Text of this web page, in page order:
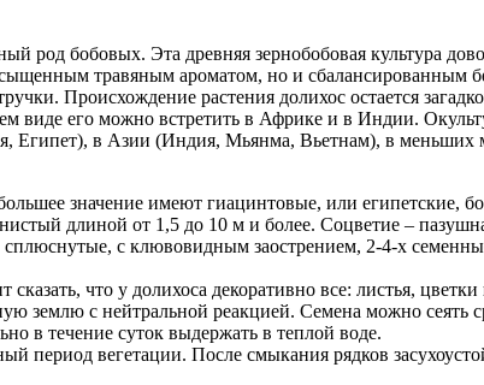
род бобовых. Эта древняя зернобобовая культура
травяным ароматом, но и сбалансированным
Происхождение растения долихос остается
виде его можно встретить в Африке и в Индии.
Египет), в Азии (Индия, Мьянма, Вьетнам), в
значение имеют гиацинтовые, или египетские,
длиной от 1,5 до 10 м и более. Соцветие –
с клювовидным заострением, 2-4-х
что у долихоса декоративно все: листья,
землю с нейтральной реакцией. Семена можно сеять
в течение суток выдержать в теплой воде.
период вегетации. После смыкания рядков